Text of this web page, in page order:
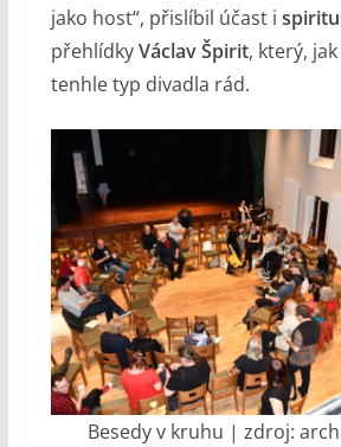
jako host“, přislíbil účast i
přehlídkyVáclav Špirit, který,
tenhle typ divadla rád.
Besedy v kruhu | zdroj: